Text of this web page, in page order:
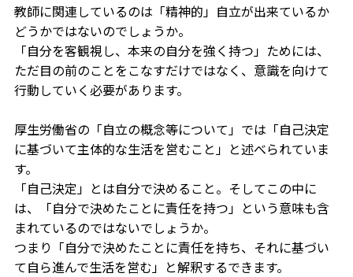
教師に関連しているのは「精神的」自立が出来ているか
どうかではないのでしょうか。
「自分を客観視し、本来の自分を強く持つ」ためには、
ただ目の前のことをこなすだけではなく、意識を向けて
行動していく必要があります。
厚生労働省の「自立の概念等について」では「自己決定
に基づいて主体的な生活を営むこと」と述べられていま
す。
「自己決定」とは自分で決めること。そしてこの中に
は、「自分で決めたことに責任を持つ」という意味も含
まれているのではないでしょうか。
つまり「自分で決めたことに責任を持ち、それに基づい
て自ら進んで生活を営む」と解釈するできます。